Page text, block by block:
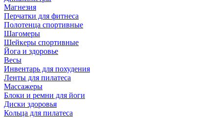
Магнезия
Перчатки для фитнеса
Полотенца спортивные
Шагомеры
Шейкеры спортивные
Йога и здоровье
Весы
Инвентарь для похудения
Ленты для пилатеса
Массажеры
Блоки и ремни для йоги
Диски здоровья
Кольца для пилатеса